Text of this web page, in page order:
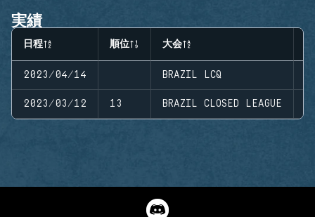
実績
日程 順位 大会
2023/04/14 BRAZIL LCQ
2023/03/12 13 BRAZIL CLOSED LEAGUE